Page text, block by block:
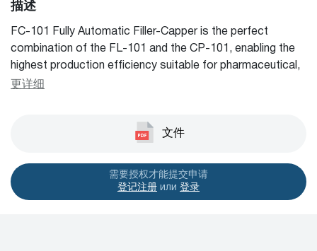
描述
FC-101 Fully Automatic Filler-Capper is the perfect
combination of the FL-101 and the CP-101, enabling the
highest production efficiency suitable for pharmaceutical,
food, cosmetics, petrochemical industries and more. FC-
operations and quick changeover to different products.
更详细
文件
需要授权才能提交申请
登记注册 или 登录